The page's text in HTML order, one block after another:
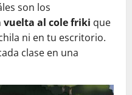
son los
vuelta al cole friki que
ni en tu escritorio.
clase en una